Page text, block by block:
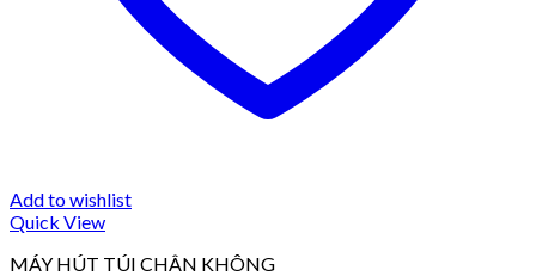
Add to wishlist
Quick View
MÁY HÚT TÚI CHÂN KHÔNG